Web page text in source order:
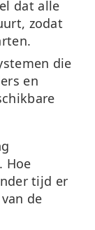
dat alle
zodat
die
en
Hoe
tijd er
de